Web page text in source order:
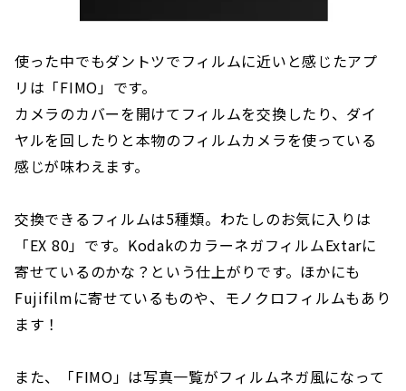
使った中でもダントツでフィルムに近いと感じたアプ
リは「FIMO」です。
カメラのカバーを開けてフィルムを交換したり、ダイ
ヤルを回したりと本物のフィルムカメラを使っている
感じが味わえます。
交換できるフィルムは5種類。わたしのお気に入りは
「EX 80」です。KodakのカラーネガフィルムExtarに
寄せているのかな？という仕上がりです。ほかにも
Fujifilmに寄せているものや、モノクロフィルムもあり
ます！
また、「FIMO」は写真一覧がフィルムネガ風になって